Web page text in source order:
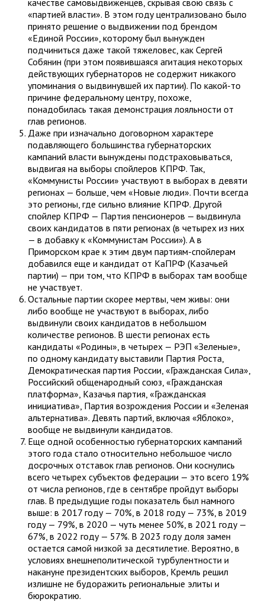
«партией власти». В этом году централизовано было
принято решение о выдвижении под брендом
«Единой России», которому был вынужден
подчиниться даже такой тяжеловес, как Сергей
Собянин (при этом появившаяся агитация некоторых
действующих губернаторов не содержит никакого
упоминания о выдвинувшей их партии). По какой-то
причине федеральному центру, похоже,
понадобилась такая демонстрация лояльности от
глав регионов.
Даже при изначально договорном характере
подавляющего большинства губернаторских
кампаний власти вынуждены подстраховываться,
выдвигая на выборы спойлеров КПРФ. Так,
«Коммунисты России» участвуют в выборах в девяти
регионах — больше, чем «Новые люди». Почти всегда
это регионы, где сильно влияние КПРФ. Другой
спойлер КПРФ — Партия пенсионеров — выдвинула
своих кандидатов в пяти регионах (в четырех из них
— в добавку к «Коммунистам России»). А в
Приморском крае к этим двум партиям-спойлерам
добавился еще и кандидат от КаПРФ (Казачьей
партии) — при том, что КПРФ в выборах там вообще
не участвует.
Остальные партии скорее мертвы, чем живы: они
либо вообще не участвуют в выборах, либо
выдвинули своих кандидатов в небольшом
количестве регионов. В шести регионах есть
кандидаты «Родины», в четырех — РЭП «Зеленые»,
по одному кандидату выставили Партия Роста,
Демократическая партия России, «Гражданская Сила»,
Российский общенародный союз, «Гражданская
платформа», Казачья партия, «Гражданская
инициатива», Партия возрождения России и «Зеленая
альтернатива». Девять партий, включая «Яблоко»,
вообще не выдвинули кандидатов.
Еще одной особенностью губернаторских кампаний
этого года стало относительно небольшое число
досрочных отставок глав регионов. Они коснулись
всего четырех субъектов федерации — это всего 19%
от числа регионов, где в сентябре пройдут выборы
глав. В предыдущие годы показатель был намного
выше: в 2017 году — 70%, в 2018 году — 73%, в 2019
году — 79%, в 2020 — чуть менее 50%, в 2021 году —
67%, в 2022 году — 57%. В 2023 году доля замен
остается самой низкой за десятилетие. Вероятно, в
условиях внешнеполитической турбулентности и
накануне президентских выборов, Кремль решил
излишне не будоражить региональные элиты и
бюрократию.